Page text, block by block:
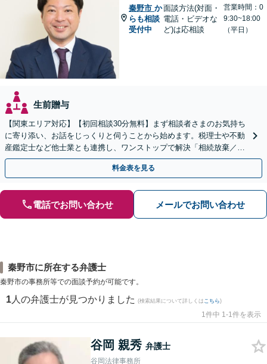
秦野市 か
らも相談
受付中
面談方法(対面・
電話・ビデオな
ど)は応相談
営業時間：0
9:30~18:00
（平日）
生前贈与
【関東エリア対応】【初回相談30分無料】まず相談者さまのお気持ち
に寄り添い、お話をじっくりと伺うことから始めます。税理士や不動
産鑑定士など他士業とも連携し、ワンストップで解決「相続放棄／遺
言書作成／遺留分侵害額請求／使い込み・寄与分など」
料金表を見る
電話でお問い合わせ メールでお問い合わせ
秦野市に所在する弁護士
秦野市の事務所等での面談予約が可能です。
1 人の弁護士が見つかりました (検索結果について詳しくは こちら)
1件中 1-1件を表示
谷岡 親秀 弁護士
谷岡法律事務所